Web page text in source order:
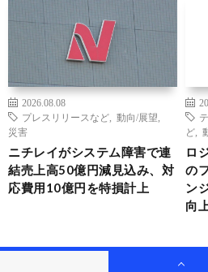
2026.08.08
プレスリリースなど
動向/展望
災害
ニチレイがシステム障害で連
結売上高50億円減見込み、対
応費用10億円を特損計上
ど
ロ
の
ン
向